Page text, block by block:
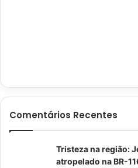
Comentários Recentes
Tristeza na região:
atropelado na BR-